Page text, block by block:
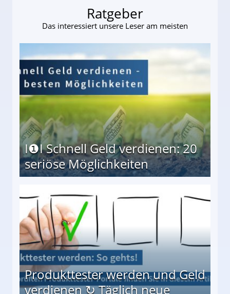
Ratgeber
Das interessiert unsere Leser am meisten
I❶I Schnell Geld verdienen: 20
seriöse Möglichkeiten
Produkttester werden und Geld
verdienen ↻ Täglich neue